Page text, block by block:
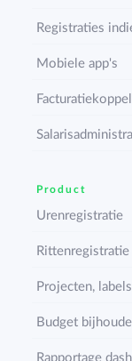
Registraties
Mobiele app's
Product
Urenregistratie
Rittenregistratie
Projecten,
Budget
Rapportage